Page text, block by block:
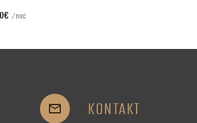

 KONTAKT